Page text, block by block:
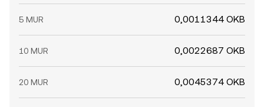
5 MUR 0,0011344 OKB
10 MUR 0,0022687 OKB
20 MUR 0,0045374 OKB